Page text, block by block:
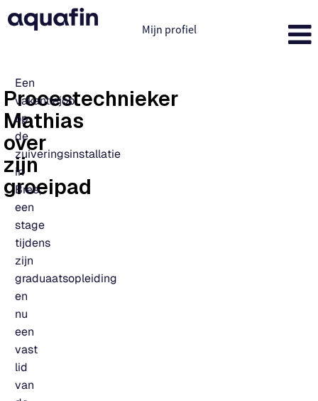
Mijn profiel
Procestechnieker
Mathias
over
zijn
groeipad
Een
vakantiejob
op
de
zuiveringsinstallatie
in
Bree,
een
stage
tijdens
zijn
graduaatsopleiding
en
nu
een
vast
lid
van